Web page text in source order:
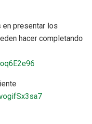
en presentar los
hacer completando